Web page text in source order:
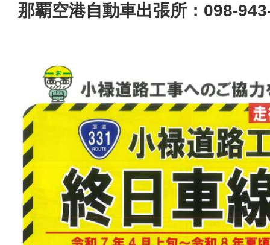
那覇空港自動車出張所：098-